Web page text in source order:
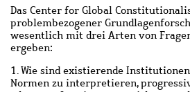
Das Center for Global
problembezogener
wesentlich mit drei Arten von
ergeben:
1. Wie sind existierende
Normen zu interpretieren,